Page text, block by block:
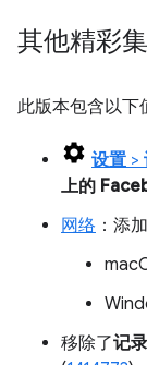
其他精彩
此版本包含以下
设置 >
上的
网络 ：添
移除了记